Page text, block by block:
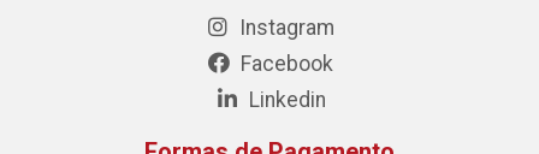
Instagram
Facebook
Linkedin